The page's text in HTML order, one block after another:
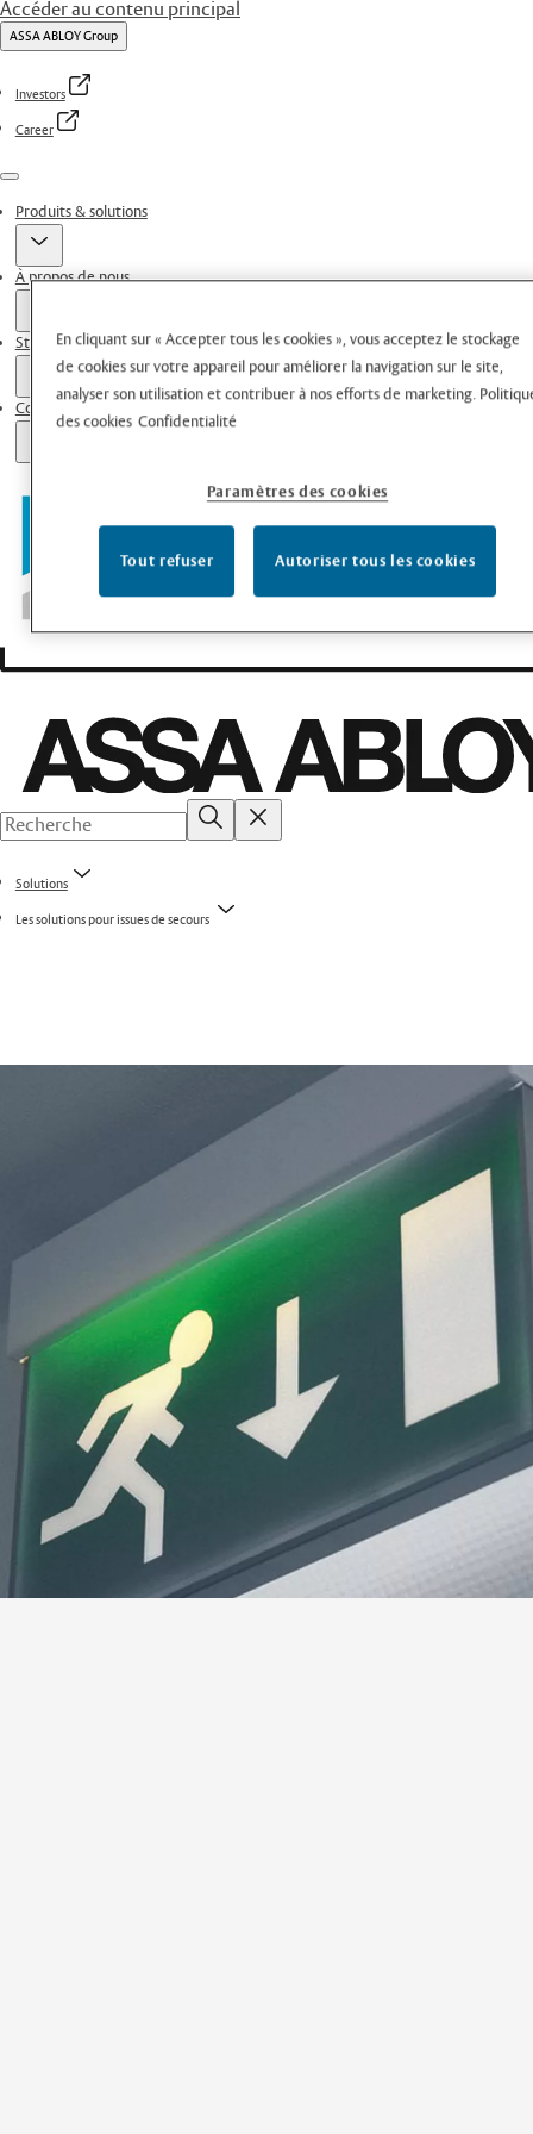
Accéder au contenu principal
ASSA ABLOY Group
Investors
Career
Menu
Produits & solutions
À propos de nous
Stories
Contacts
Solutions
Les solutions pour issues de secours
En cliquant sur « Accepter tous les cookies », vous acceptez le stockage
de cookies sur votre appareil pour améliorer la navigation sur le site,
analyser son utilisation et contribuer à nos efforts de marketing.
des cookies Confidentialité
Paramètres des cookies
Tout refuser Autoriser tous les cookies